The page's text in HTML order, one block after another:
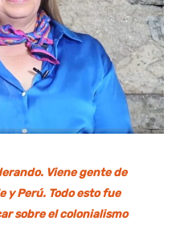
Viene gente de
y Perú. Todo esto fue
sobre el colonialismo